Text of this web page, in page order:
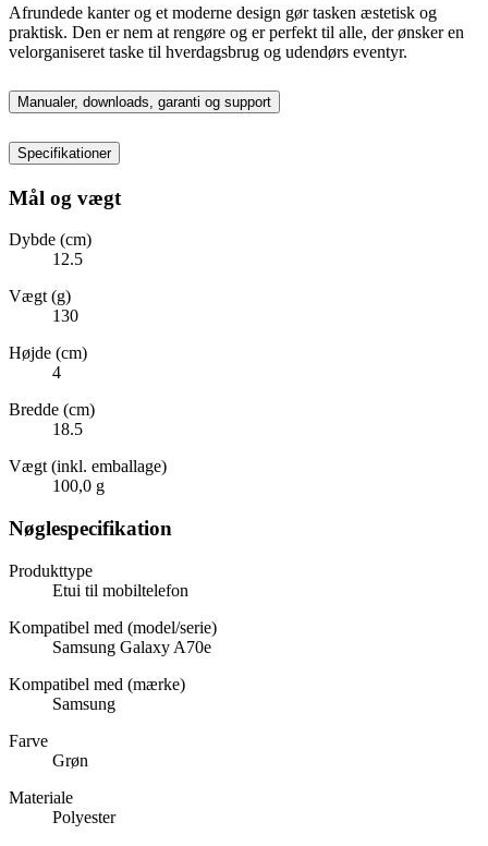
Afrundede kanter og et moderne design gør tasken æstetisk og
praktisk. Den er nem at rengøre og er perfekt til alle, der ønsker en
velorganiseret taske til hverdagsbrug og udendørs eventyr.
Manualer, downloads, garanti og support
Specifikationer
Mål og vægt
Dybde (cm)
12.5
Vægt (g)
130
Højde (cm)
4
Bredde (cm)
18.5
Vægt (inkl. emballage)
100,0 g
Nøglespecifikation
Produkttype
Etui til mobiltelefon
Kompatibel med (model/serie)
Samsung Galaxy A70e
Kompatibel med (mærke)
Samsung
Farve
Grøn
Materiale
Polyester